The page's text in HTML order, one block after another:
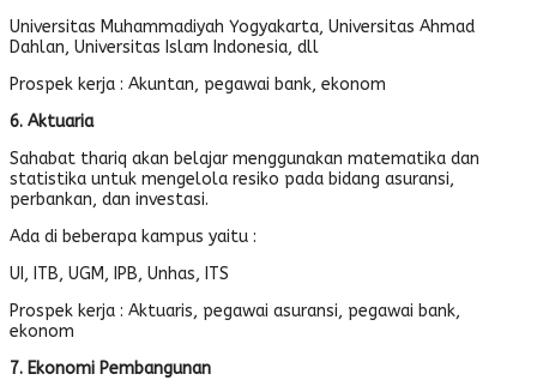
Universitas Muhammadiyah Yogyakarta, Universitas Ahmad
Dahlan, Universitas Islam Indonesia, dll
Prospek kerja : Akuntan, pegawai bank, ekonom
6. Aktuaria
Sahabat thariq akan belajar menggunakan matematika dan
statistika untuk mengelola resiko pada bidang asuransi,
perbankan, dan investasi.
Ada di beberapa kampus yaitu :
UI, ITB, UGM, IPB, Unhas, ITS
Prospek kerja : Aktuaris, pegawai asuransi, pegawai bank,
ekonom
7. Ekonomi Pembangunan